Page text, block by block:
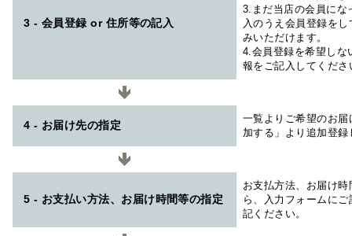
3 - 会員登録 or 住所等の記入
3.まだ当店の会員にな
入のうえ会員登録を
みいただけます。
4.会員登録を希望しな
報をご記入してくださ
4 - お届け先の指定
一覧よりご希望のお
加する」より追加登
5 - お支払い方法、お届け時間等の指定
お支払方法、お届け
ら、入力フォームに
記ください。